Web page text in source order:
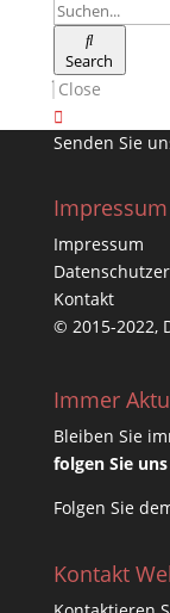
Search
Close
Fax.: +49 (0)
E-Mail:
Kontakt &
Senden Sie
Impressum
Kontakt
© 2015-2022,
Immer
Bleiben Sie
folgen Sie
Folgen Sie
Kontakt